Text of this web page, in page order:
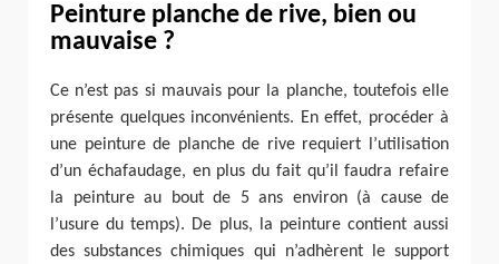
Peinture planche de rive, bien ou
mauvaise ?
Ce n’est pas si mauvais pour la planche, toutefois elle
présente quelques inconvénients. En effet, procéder à
une peinture de planche de rive requiert l’utilisation
d’un échafaudage, en plus du fait qu’il faudra refaire
la peinture au bout de 5 ans environ (à cause de
l’usure du temps). De plus, la peinture contient aussi
des substances chimiques qui n’adhèrent le support